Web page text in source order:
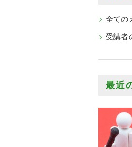
全ての
受講者
最近